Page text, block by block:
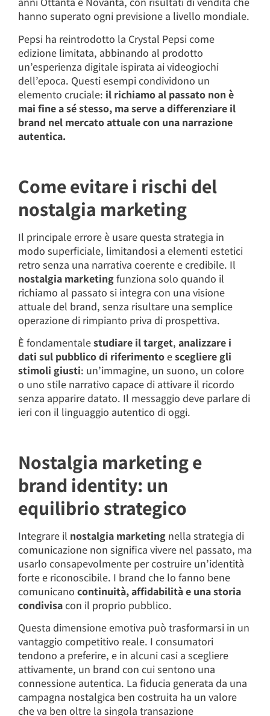
hanno superato ogni previsione a livello mondiale.
Pepsi ha reintrodotto la Crystal Pepsi come
edizione limitata, abbinando al prodotto
un’esperienza digitale ispirata ai videogiochi
dell’epoca. Questi esempi condividono un
elemento cruciale: il richiamo al passato non è
mai fine a sé stesso, ma serve a differenziare il
brand nel mercato attuale con una narrazione
autentica.
Come evitare i rischi del
nostalgia marketing
Il principale errore è usare questa strategia in
modo superficiale, limitandosi a elementi estetici
retro senza una narrativa coerente e credibile. Il
nostalgia marketing funziona solo quando il
richiamo al passato si integra con una visione
attuale del brand, senza risultare una semplice
operazione di rimpianto priva di prospettiva.
È fondamentalestudiare il target, analizzare i
dati sul pubblico di riferimentoescegliere gli
stimoli giusti: un’immagine, un suono, un colore
o uno stile narrativo capace di attivare il ricordo
senza apparire datato. Il messaggio deve parlare di
ieri con il linguaggio autentico di oggi.
Nostalgia marketing e
brand identity: un
equilibrio strategico
Integrare il nostalgia marketing nella strategia di
comunicazione non significa vivere nel passato, ma
usarlo consapevolmente per costruire un’identità
forte e riconoscibile. I brand che lo fanno bene
comunicano continuità, affidabilità e una storia
condivisacon il proprio pubblico.
Questa dimensione emotiva può trasformarsi in un
vantaggio competitivo reale. I consumatori
tendono a preferire, e in alcuni casi a scegliere
attivamente, un brand con cui sentono una
connessione autentica. La fiducia generata da una
campagna nostalgica ben costruita ha un valore
che va ben oltre la singola transazione